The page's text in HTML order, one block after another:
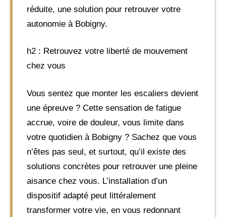
réduite, une solution pour retrouver votre
autonomie à Bobigny.
h2 : Retrouvez votre liberté de mouvement
chez vous
Vous sentez que monter les escaliers devient
une épreuve ? Cette sensation de fatigue
accrue, voire de douleur, vous limite dans
votre quotidien à Bobigny ? Sachez que vous
n’êtes pas seul, et surtout, qu’il existe des
solutions concrètes pour retrouver une pleine
aisance chez vous. L’installation d’un
dispositif adapté peut littéralement
transformer votre vie, en vous redonnant